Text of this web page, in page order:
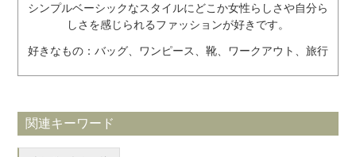
シンプルベーシックなスタイルにどこか女性らしさや自分ら
しさを感じられるファッションが好きです。
好きなもの：バッグ、ワンピース、靴、ワークアウト、旅行
関連キーワード